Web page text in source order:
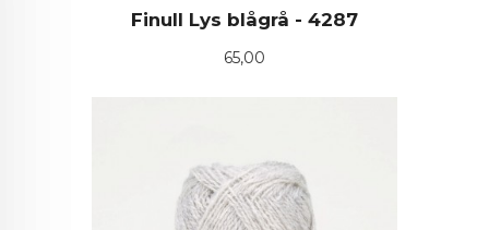
Finull Lys blågrå - 4287
Pris
65,00